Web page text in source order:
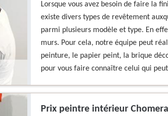
Lorsque vous avez besoin de faire la
existe divers types de revêtement
parmi plusieurs modèle et type. En
murs. Pour cela, notre équipe peut
peinture, le papier peint, la brique
pour vous faire connaître celui qui
Prix peintre intérieur